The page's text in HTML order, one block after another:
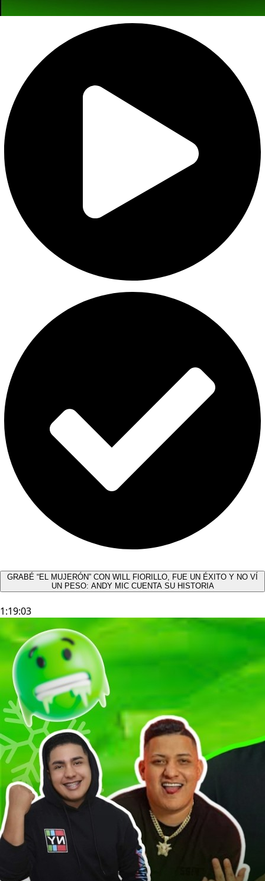
GRABÉ “EL MUJERÓN” CON WILL FIORILLO, FUE UN ÉXITO Y NO VÍ
UN PESO: ANDY MIC CUENTA SU HISTORIA
1:19:03